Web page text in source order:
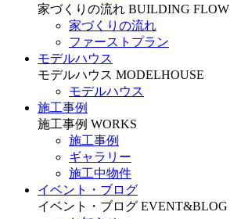
家づくりの流れ BUILDING FLOW
家づくりの流れ
ファーストプラン
モデルハウス
モデルハウス MODELHOUSE
モデルハウス
施工事例
施工事例 WORKS
施工事例
ギャラリー
施工中物件
イベント・ブログ
イベント・ブログ EVENT&BLOG